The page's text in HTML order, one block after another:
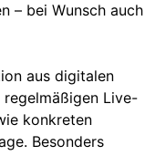
– bei Wunsch auch
aus digitalen
Live-
konkreten
Besonders